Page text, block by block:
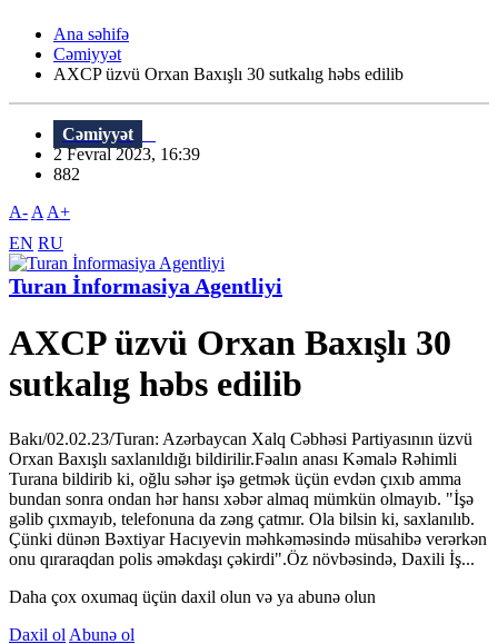
Ana səhifə
Cəmiyyət
AXCP üzvü Orxan Baxışlı 30 sutkalıg həbs edilib
Cəmiyyət
2 Fevral 2023, 16:39
882
A- A A+
EN RU
Turan İnformasiya Agentliyi
AXCP üzvü Orxan Baxışlı 30
sutkalıg həbs edilib
Bakı/02.02.23/Turan: Azərbaycan Xalq Cəbhəsi Partiyasının üzvü
Orxan Baxışlı saxlanıldığı bildirilir.Fəalın anası Kəmalə Rəhimli
Turana bildirib ki, oğlu səhər işə getmək üçün evdən çıxıb amma
bundan sonra ondan hər hansı xəbər almaq mümkün olmayıb. "İşə
gəlib çıxmayıb, telefonuna da zəng çatmır. Ola bilsin ki, saxlanılıb.
Çünki dünən Bəxtiyar Hacıyevin məhkəməsində müsahibə verərkən
onu qıraraqdan polis əməkdaşı çəkirdi".Öz növbəsində, Daxili İş...
Daha çox oxumaq üçün daxil olun və ya abunə olun
Daxil ol Abunə ol